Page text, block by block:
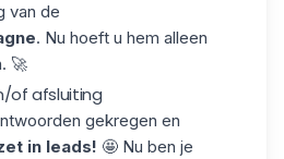
van de
. Nu hoeft u hem alleen
🚀
of afsluiting
gekregen en
in leads! 🤩 Nu ben je